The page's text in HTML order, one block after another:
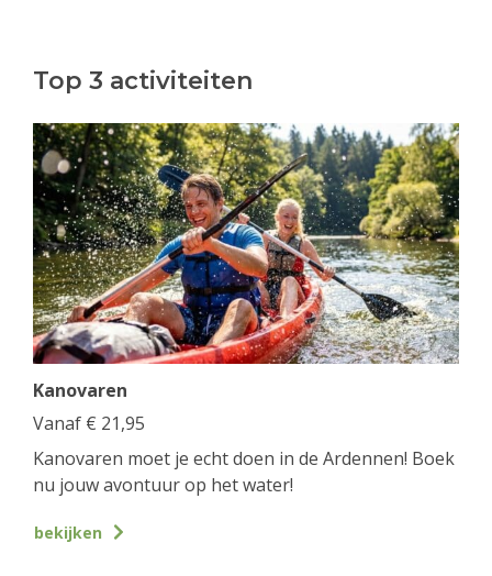
Top 3 activiteiten
Kanovaren
Vanaf € 21,95
Kanovaren moet je echt doen in de Ardennen! Boek
nu jouw avontuur op het water!
bekijken